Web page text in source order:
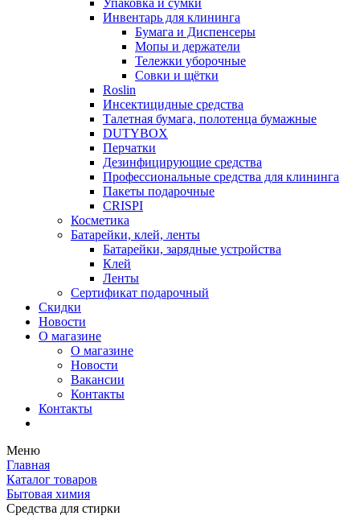
Упаковка и сумки
Инвентарь для клининга
Бумага и Диспенсеры
Мопы и держатели
Тележки уборочные
Совки и щётки
Roslin
Инсектицидные средства
Талетная бумага, полотенца бумажные
DUTYBOX
Перчатки
Дезинфицирующие средства
Профессиональные средства для клининга
Пакеты подарочные
CRISPI
Косметика
Батарейки, клей, ленты
Батарейки, зарядные устройства
Клей
Ленты
Сертификат подарочный
Скидки
Новости
О магазине
О магазине
Новости
Вакансии
Контакты
Контакты
Меню
Главная
Каталог товаров
Бытовая химия
Средства для стирки